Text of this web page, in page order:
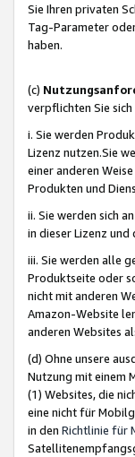
Sie Ihren privaten
Tag-Parameter
haben.
(c)
verpflichten Sie
i. Sie werden
Lizenz nutzen.Sie
einer anderen
Produkten und
ii. Sie werden sich
in dieser Lizenz
iii. Sie werden alle
Produktseite oder
nicht mit anderen
Amazon-Website
anderen Websites
(d) Ohne unsere
Nutzung mit einem
(1) Websites, die
eine nicht für
in den Richtlinie für